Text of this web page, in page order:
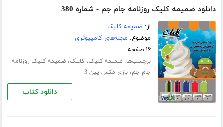
دانلود ضمیمه کلیک روزنامه جام جم - شماره 380
از: ضمیمه کلیک
موضوع: مجله‌های کامپیوتری
۱۶ صفحه
برچسب‌ها:ضمیمه کلیک،کلیک،ضمیمه کلیک روزنامه
جام جم،بازی مکس پین 3
دانلود کتاب